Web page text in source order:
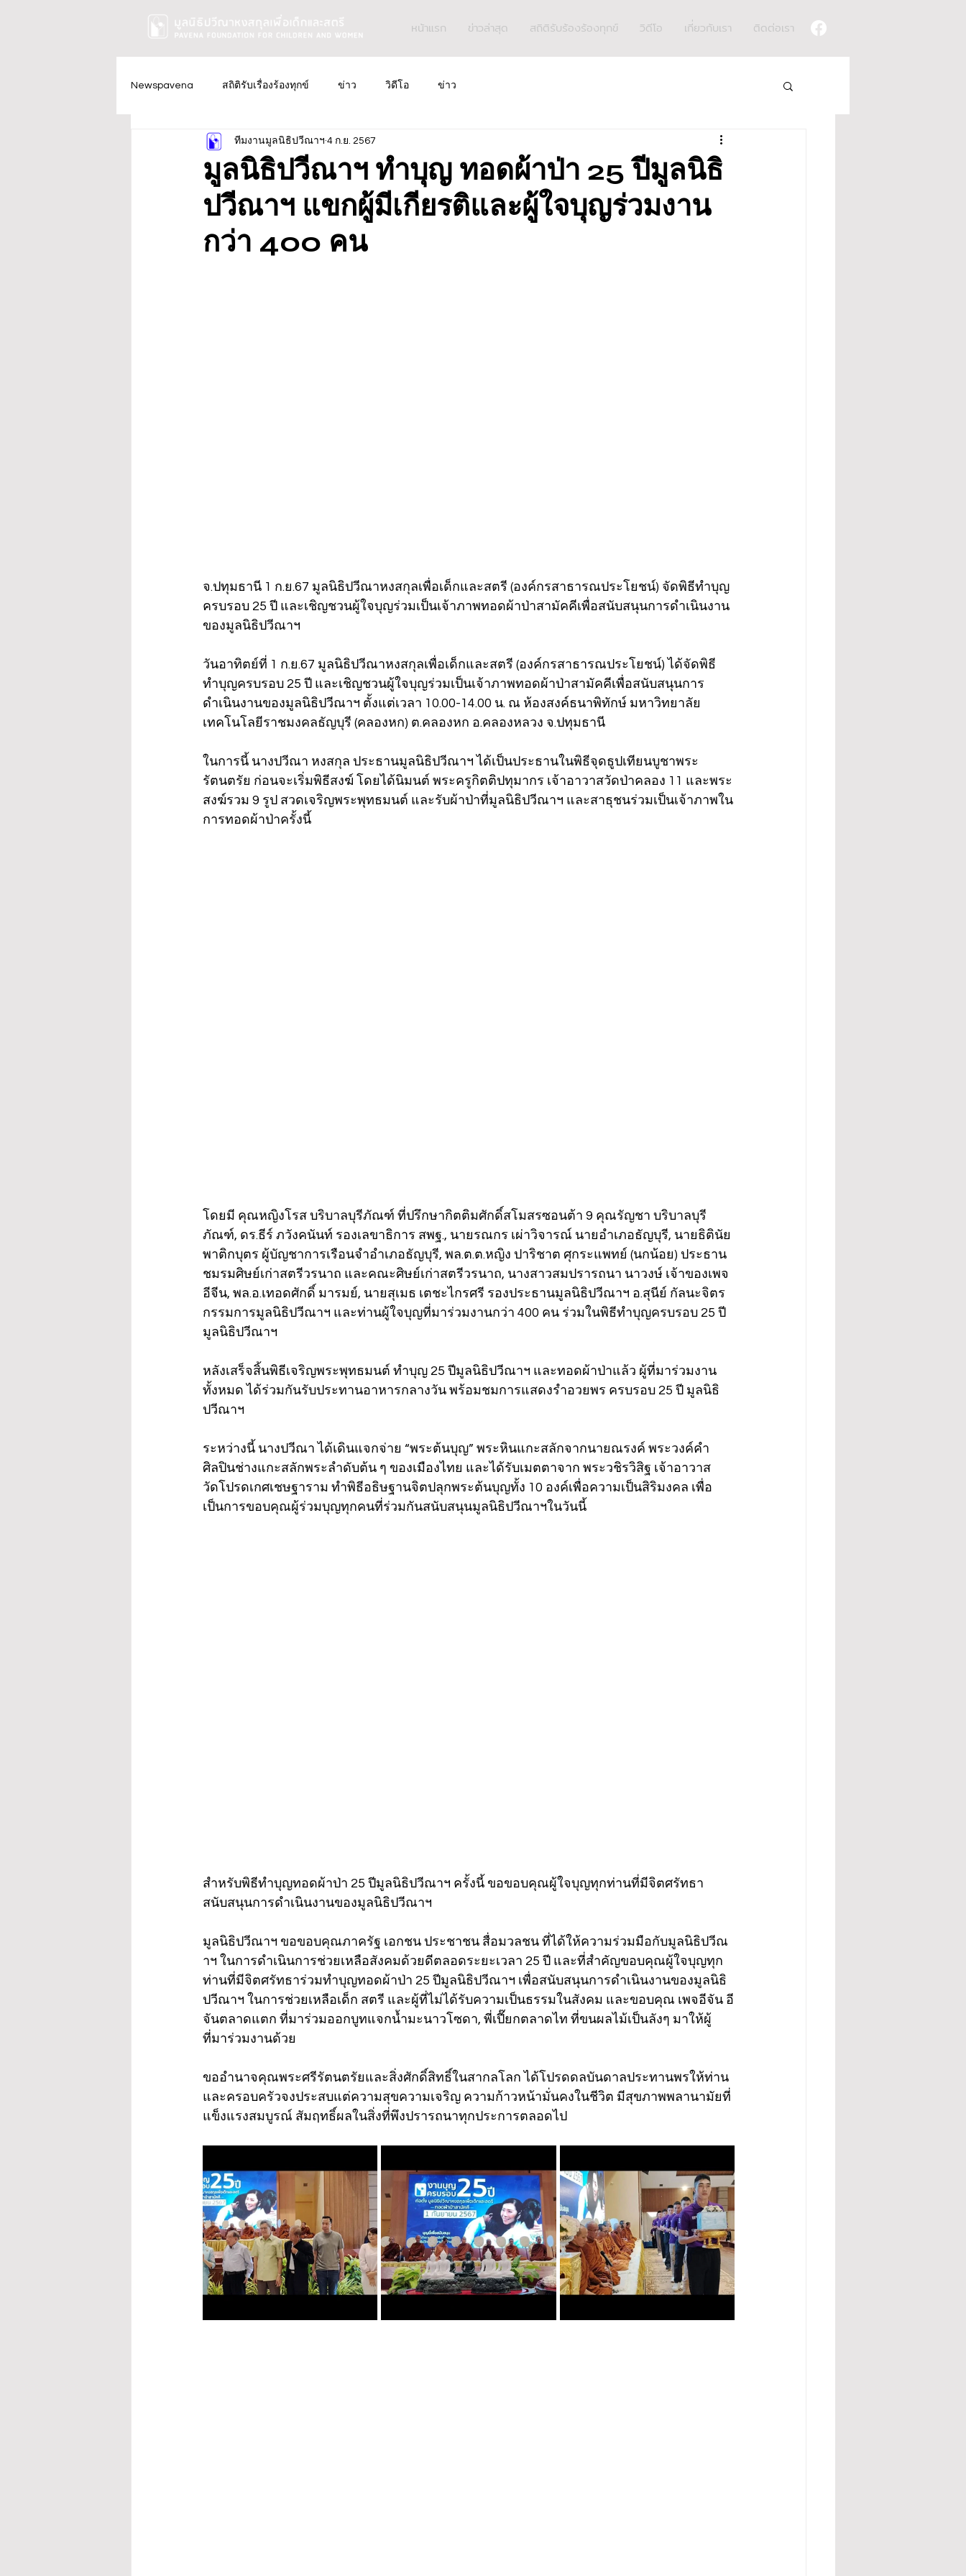
หน้าแรก ข่าวล่าสุด สถิติรับร้องร้องทุกข์ วิดีโอ เกี่ยวกับเรา ติดต่อเรา
Newspavena สถิติรับเรื่องร้องทุกข์ ข่าว วิดีโอ ข่าว
มูลนิธิปวีณาฯ ทำบุญ ทอดผ้าป่า 25 ปีมูลนิธิ
ปวีณาฯ แขกผู้มีเกียรติและผู้ใจบุญร่วมงาน
กว่า 400 คน
ทีมงานมูลนิธิปวีณาฯ 4 ก.ย. 2567
จ.ปทุมธานี 1 ก.ย.67 มูลนิธิปวีณาหงสกุลเพื่อเด็กและสตรี (องค์กรสาธารณประโยชน์) จัดพิธีทำบุญ
ครบรอบ 25 ปี และเชิญชวนผู้ใจบุญร่วมเป็นเจ้าภาพทอดผ้าป่าสามัคคีเพื่อสนับสนุนการดำเนินงาน
ของมูลนิธิปวีณาฯ
วันอาทิตย์ที่ 1 ก.ย.67 มูลนิธิปวีณาหงสกุลเพื่อเด็กและสตรี (องค์กรสาธารณประโยชน์) ได้จัดพิธี
ทำบุญครบรอบ 25 ปี และเชิญชวนผู้ใจบุญร่วมเป็นเจ้าภาพทอดผ้าป่าสามัคคีเพื่อสนับสนุนการ
ดำเนินงานของมูลนิธิปวีณาฯ ตั้งแต่เวลา 10.00-14.00 น. ณ ห้องสงค์ธนาพิทักษ์ มหาวิทยาลัย
เทคโนโลยีราชมงคลธัญบุรี (คลองหก) ต.คลองหก อ.คลองหลวง จ.ปทุมธานี
ในการนี้ นางปวีณา หงสกุล ประธานมูลนิธิปวีณาฯ ได้เป็นประธานในพิธีจุดธูปเทียนบูชาพระ
รัตนตรัย ก่อนจะเริ่มพิธีสงฆ์ โดยได้นิมนต์ พระครูกิตติปทุมากร เจ้าอาวาสวัดป่าคลอง 11 และพระ
สงฆ์รวม 9 รูป สวดเจริญพระพุทธมนต์ และรับผ้าป่าที่มูลนิธิปวีณาฯ และสาธุชนร่วมเป็นเจ้าภาพใน
การทอดผ้าป่าครั้งนี้
โดยมี คุณหญิงโรส บริบาลบุรีภัณฑ์ ที่ปรึกษากิตติมศักดิ์สโมสรซอนต้า 9 คุณรัญชา บริบาลบุรี
ภัณฑ์, ดร.ธีร์ ภวังคนันท์ รองเลขาธิการ สพฐ., นายรณกร เผ่าวิจารณ์ นายอำเภอธัญบุรี, นายธิตินัย
พาติกบุตร ผู้บัญชาการเรือนจำอำเภอธัญบุรี, พล.ต.ต.หญิง ปาริชาต ศุกระแพทย์ (นกน้อย) ประธาน
ชมรมศิษย์เก่าสตรีวรนาถ และคณะศิษย์เก่าสตรีวรนาถ, นางสาวสมปรารถนา นาวงษ์ เจ้าของเพจ
อีจีน, พล.อ.เทอดศักดิ์ มารมย์, นายสุเมธ เตชะไกรศรี รองประธานมูลนิธิปวีณาฯ อ.สุนีย์ กัลนะจิตร
กรรมการมูลนิธิปวีณาฯ และท่านผู้ใจบุญที่มาร่วมงานกว่า 400 คน ร่วมในพิธีทำบุญครบรอบ 25 ปี
มูลนิธิปวีณาฯ
หลังเสร็จสิ้นพิธีเจริญพระพุทธมนต์ ทำบุญ 25 ปีมูลนิธิปวีณาฯ และทอดผ้าป่าแล้ว ผู้ที่มาร่วมงาน
ทั้งหมด ได้ร่วมกันรับประทานอาหารกลางวัน พร้อมชมการแสดงรำอวยพร ครบรอบ 25 ปี มูลนิธิ
ปวีณาฯ
ระหว่างนี้ นางปวีณา ได้เดินแจกจ่าย “พระต้นบุญ” พระหินแกะสลักจากนายณรงค์ พระวงค์คำ
ศิลปินช่างแกะสลักพระลำดับต้น ๆ ของเมืองไทย และได้รับเมตตาจาก พระวชิรวิสิฐ เจ้าอาวาส
วัดโปรดเกศเชษฐาราม ทำพิธีอธิษฐานจิตปลุกพระต้นบุญทั้ง 10 องค์เพื่อความเป็นสิริมงคล เพื่อ
เป็นการขอบคุณผู้ร่วมบุญทุกคนที่ร่วมกันสนับสนุนมูลนิธิปวีณาฯในวันนี้
สำหรับพิธีทำบุญทอดผ้าป่า 25 ปีมูลนิธิปวีณาฯ ครั้งนี้ ขอขอบคุณผู้ใจบุญทุกท่านที่มีจิตศรัทธา
สนับสนุนการดำเนินงานของมูลนิธิปวีณาฯ
มูลนิธิปวีณาฯ ขอขอบคุณภาครัฐ เอกชน ประชาชน สื่อมวลชน ที่ได้ให้ความร่วมมือกับมูลนิธิปวีณ
าฯ ในการดำเนินการช่วยเหลือสังคมด้วยดีตลอดระยะเวลา 25 ปี และที่สำคัญขอบคุณผู้ใจบุญทุก
ท่านที่มีจิตศรัทธาร่วมทำบุญทอดผ้าป่า 25 ปีมูลนิธิปวีณาฯ เพื่อสนับสนุนการดำเนินงานของมูลนิธิ
ปวีณาฯ ในการช่วยเหลือเด็ก สตรี และผู้ที่ไม่ได้รับความเป็นธรรมในสังคม และขอบคุณ เพจอีจัน อี
จันตลาดแตก ที่มาร่วมออกบูทแจกน้ำมะนาวโซดา, พี่เปี๊ยกตลาดไท ที่ขนผลไม้เป็นลังๆ มาให้ผู้
ที่มาร่วมงานด้วย
ขออำนาจคุณพระศรีรัตนตรัยและสิ่งศักดิ์สิทธิ์ในสากลโลก ได้โปรดดลบันดาลประทานพรให้ท่าน
และครอบครัวจงประสบแต่ความสุขความเจริญ ความก้าวหน้ามั่นคงในชีวิต มีสุขภาพพลานามัยที่
แข็งแรงสมบูรณ์ สัมฤทธิ์ผลในสิ่งที่พึงปรารถนาทุกประการตลอดไป